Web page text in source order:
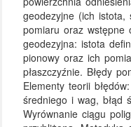
geodezyjne (ich istota,
pomiaru oraz wstępne
geodezyjna: istota
pionowy oraz ich
płaszczyźnie. Błędy
Elementy teorii
średniego i wag, błąd
Wyrównanie ciągu